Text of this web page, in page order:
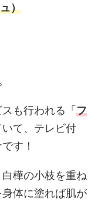
）
も行われる「 フ
いて、テレビ付
す！
白樺の小枝を重ね
体に塗れば肌が